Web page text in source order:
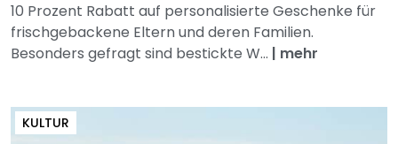
10 Prozent Rabatt auf personalisierte Geschenke für
frischgebackene Eltern und deren Familien.
Besonders gefragt sind bestickte W... | mehr
KULTUR